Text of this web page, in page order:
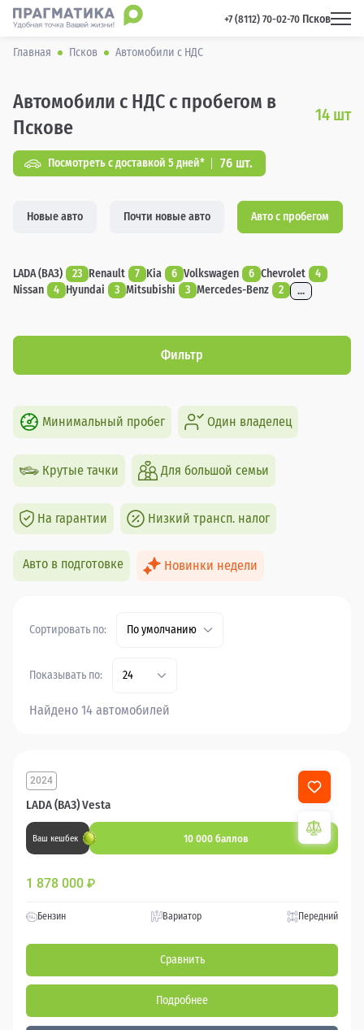
+7 (8112) 70-02-70 Псков
Главная Псков Автомобили с НДС
Автомобили с НДС с пробегом в
Пскове
14 шт
Посмотреть с доставкой 5 дней* 76 шт.
Новые авто Почти новые авто Авто с пробегом
LADA (ВАЗ) 23 Renault 7 Kia 6 Volkswagen 6 Chevrolet
4
Nissan
4 Hyundai 3 Mitsubishi 3 Mercedes-Benz 2 ...
Фильтр
Минимальный пробег Один владелец
Крутые тачки Для большой семьи
На гарантии Низкий трансп. налог
Авто в подготовке Новинки недели
Сортировать по: По умолчанию
Показывать по: 24
Найдено 14 автомобилей
LADA (ВАЗ) Vesta
2024
Ваш кешбек 10 000 баллов
1 878 000 ₽
Бензин Вариатор Передний
Сравнить
Подробнее